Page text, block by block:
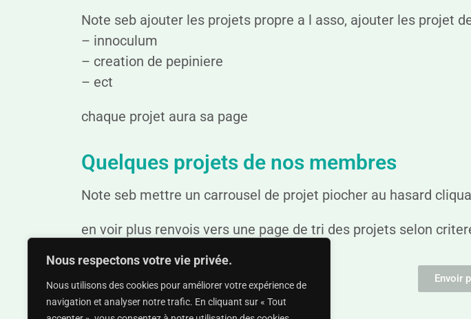
Nous respectons votre vie privée.
Nous utilisons des cookies pour améliorer votre expérience de
navigation et analyser notre trafic. En cliquant sur « Tout
Note seb ajouter les projets propre a l asso, ajouter les projet
– innoculum
– creation de pepiniere
– ect
chaque projet aura sa page
Quelques projets de nos membres
Note seb mettre un carrousel de projet piocher au hasard
en voir plus renvois vers une page de tri des projets selon
Envoir